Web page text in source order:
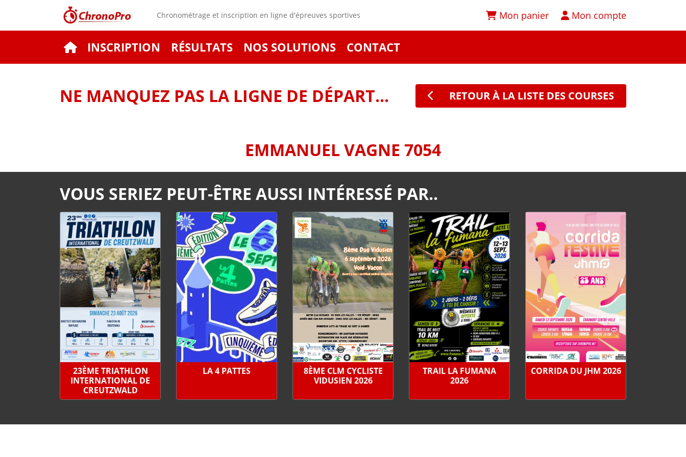
Chronométrage et inscription en ligne d'épreuves sportives Mon panier Mon compte
INSCRIPTION RÉSULTATS NOS SOLUTIONS CONTACT
NE MANQUEZ PAS LA LIGNE DE DÉPART... RETOUR À LA LISTE DES COURSES
EMMANUEL VAGNE 7054
VOUS SERIEZ PEUT-ÊTRE AUSSI INTÉRESSÉ PAR..
23ÈME TRIATHLON
INTERNATIONAL DE
CREUTZWALD
LA 4 PATTES
8ÈME CLM CYCLISTE
VIDUSIEN 2026
TRAIL LA FUMANA
2026
CORRIDA DU JHM 2026